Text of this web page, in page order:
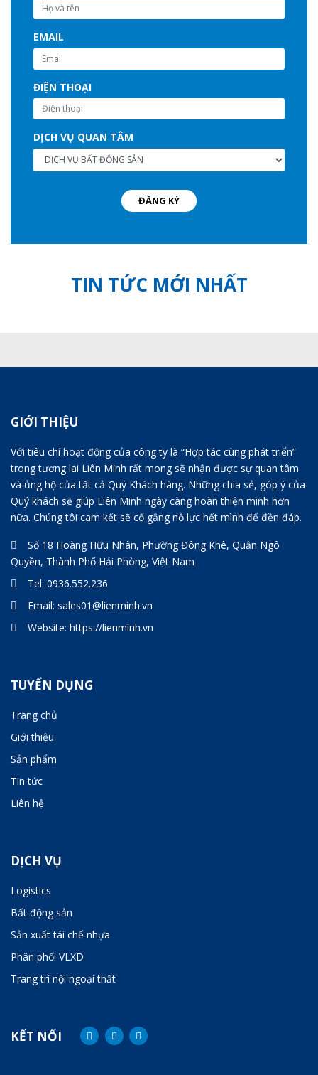
EMAIL
ĐIỆN THOẠI
DỊCH VỤ QUAN TÂM
ĐĂNG KÝ
TIN TỨC MỚI NHẤT
GIỚI THIỆU
Với tiêu chí hoạt động của công ty là “Hợp tác cùng phát triển”
trong tương lai Liên Minh rất mong sẽ nhận được sự quan tâm
và ủng hộ của tất cả Quý Khách hàng. Những chia sẻ, góp ý của
Quý khách sẽ giúp Liên Minh ngày càng hoàn thiện mình hơn
nữa. Chúng tôi cam kết sẽ cố gắng nỗ lực hết mình để đền đáp.
Số 18 Hoàng Hữu Nhân, Phường Đông Khê, Quận Ngô
Quyền, Thành Phố Hải Phòng, Việt Nam
Tel: 0936.552.236
Email: sales01@lienminh.vn
Website: https://lienminh.vn
TUYỂN DỤNG
Trang chủ
Giới thiệu
Sản phẩm
Tin tức
Liên hệ
DỊCH VỤ
Logistics
Bất động sản
Sản xuất tái chế nhựa
Phân phối VLXD
Trang trí nội ngoại thất
KẾT NỐI